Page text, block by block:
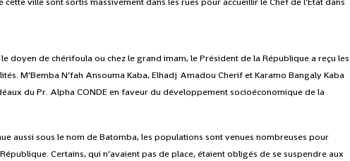
doyen de chérifoula ou chez le grand imam, le Président de la République a reçu les
M’Bemba N’fah Ansouma Kaba, Elhadj Amadou Cherif et Karamo Bangaly Kaba
du Pr. Alpha CONDE en faveur du développement socioéconomique de la
aussi sous le nom de Batomba, les populations sont venues nombreuses pour
Certains, qui n’avaient pas de place, étaient obligés de se suspendre aux